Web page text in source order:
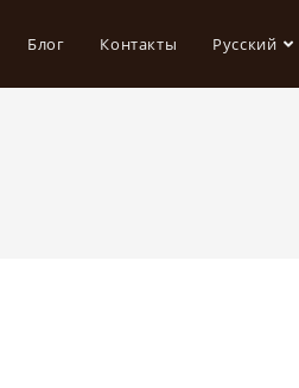
Блог Контакты Русский